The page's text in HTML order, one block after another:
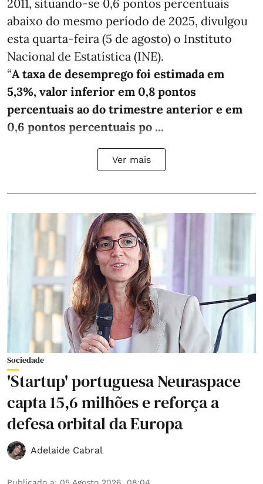
2011, situando-se 0,6 pontos percentuais
abaixo do mesmo período de 2025, divulgou
esta quarta-feira (5 de agosto) o Instituto
Nacional de Estatística (INE).
“A taxa de desemprego foi estimada em
5,3%, valor inferior em 0,8 pontos
percentuais ao do trimestre anterior e em
0,6 pontos percentuais po ...
Ver mais
Sociedade
'Startup' portuguesa Neuraspace
capta 15,6 milhões e reforça a
defesa orbital da Europa
Adelaide Cabral